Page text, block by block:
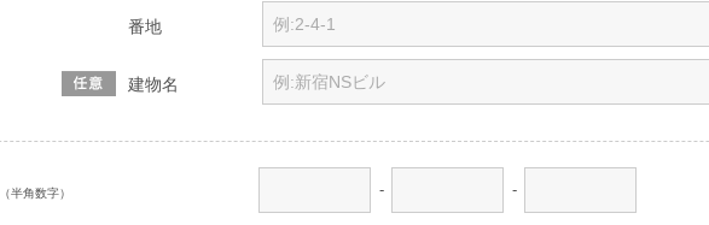
番地
建物名
（半角数字） - -